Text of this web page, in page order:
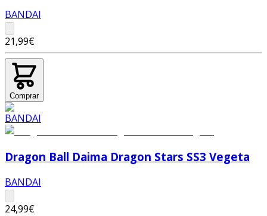
BANDAI
21,99€
Comprar
Dragon Ball Daima Dragon Stars SS3 Vegeta
BANDAI
24,99€